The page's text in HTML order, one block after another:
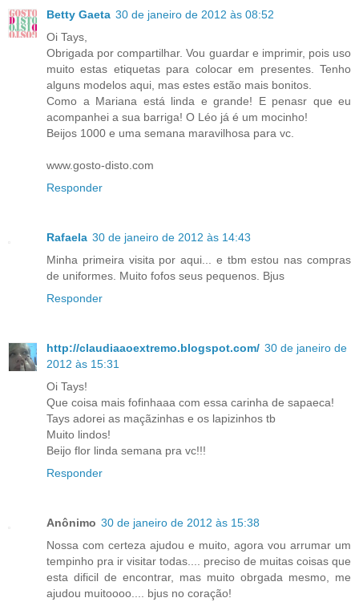
Betty Gaeta 30 de janeiro de 2012 às 08:52
Oi Tays,
Obrigada por compartilhar. Vou guardar e imprimir, pois uso
muito estas etiquetas para colocar em presentes. Tenho
alguns modelos aqui, mas estes estão mais bonitos.
Como a Mariana está linda e grande! E penasr que eu
acompanhei a sua barriga! O Léo já é um mocinho!
Beijos 1000 e uma semana maravilhosa para vc.
www.gosto-disto.com
Responder
Rafaela 30 de janeiro de 2012 às 14:43
Minha primeira visita por aqui... e tbm estou nas compras
de uniformes. Muito fofos seus pequenos. Bjus
Responder
http://claudiaaoextremo.blogspot.com/ 30 de janeiro de
2012 às 15:31
Oi Tays!
Que coisa mais fofinhaaa com essa carinha de sapaeca!
Tays adorei as maçãzinhas e os lapizinhos tb
Muito lindos!
Beijo flor linda semana pra vc!!!
Responder
Anônimo 30 de janeiro de 2012 às 15:38
Nossa com certeza ajudou e muito, agora vou arrumar um
tempinho pra ir visitar todas.... preciso de muitas coisas que
esta dificil de encontrar, mas muito obrgada mesmo, me
ajudou muitoooo.... bjus no coração!